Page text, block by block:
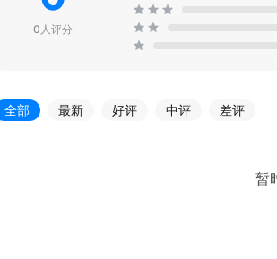
0人评分
全部 最新 好评 中评 差评